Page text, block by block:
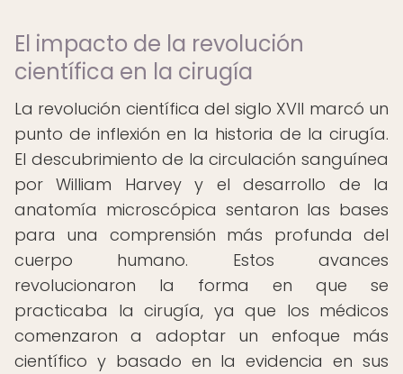
El impacto de la revolución
científica en la cirugía
La revolución científica del siglo XVII marcó un
punto de inflexión en la historia de la cirugía.
El descubrimiento de la circulación sanguínea
por William Harvey y el desarrollo de la
anatomía microscópica sentaron las bases
para una comprensión más profunda del
cuerpo humano. Estos avances
revolucionaron la forma en que se
practicaba la cirugía, ya que los médicos
comenzaron a adoptar un enfoque más
científico y basado en la evidencia en sus